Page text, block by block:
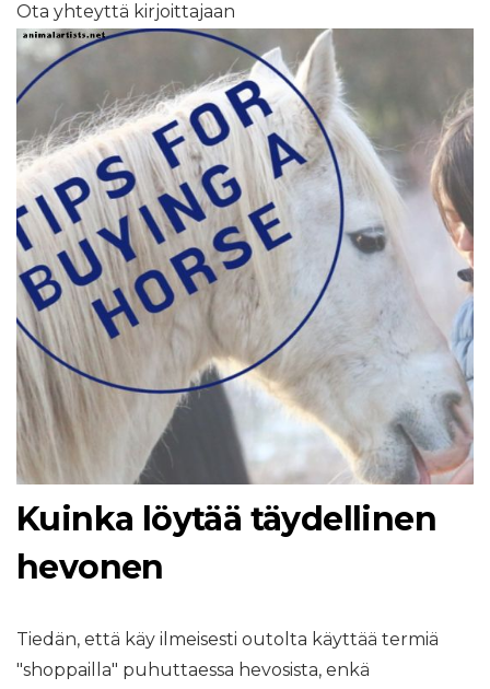
Ota yhteyttä kirjoittajaan
Kuinka löytää täydellinen
hevonen
Tiedän, että käy ilmeisesti outolta käyttää termiä
"shoppailla" puhuttaessa hevosista, enkä